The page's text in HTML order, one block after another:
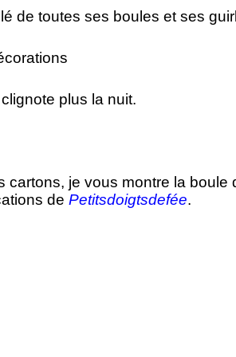
de toutes ses boules et ses
plus la nuit.
cartons, je vous montre la boule
de Petitsdoigtsdefée.